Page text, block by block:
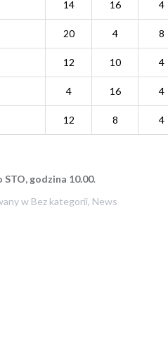
14 16 4
20 4 8
12 10 4
4 16 4
12 8 4
godzina 10.00.
w Bez kategorii, News